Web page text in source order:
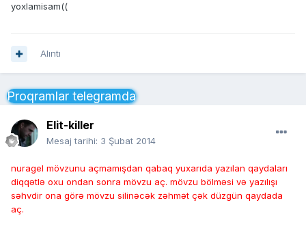
yoxlamisam((
Alıntı
Proqramlar telegramda
Elit-killer
Mesaj tarihi: 3 Şubat 2014
nuragel mövzunu açmamışdan qabaq yuxarıda yazılan qaydaları
diqqətlə oxu ondan sonra mövzu aç. mövzu bölməsi və yazılışı
səhvdir ona görə mövzu silinəcək zəhmət çək düzgün qaydada
aç.